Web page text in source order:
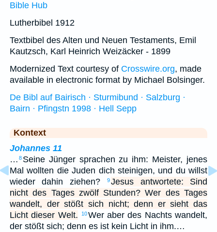
Bible Hub
Lutherbibel 1912
Textbibel des Alten und Neuen Testaments, Emil
Kautzsch, Karl Heinrich Weizäcker - 1899
Modernized Text courtesy of Crosswire.org, made
available in electronic format by Michael Bolsinger.
De Bibl auf Bairisch · Sturmibund · Salzburg ·
Bairn · Pfingstn 1998 · Hell Sepp
Kontext
Johannes 11
… 8 Seine Jünger sprachen zu ihm: Meister, jenes
Mal wollten die Juden dich steinigen, und du willst
wieder dahin ziehen?
9Jesus antwortete: Sind
nicht des Tages zwölf Stunden? Wer des Tages
wandelt, der stößt sich nicht; denn er sieht das
Licht dieser Welt.
10Wer aber des Nachts wandelt,
der stößt sich; denn es ist kein Licht in ihm.…